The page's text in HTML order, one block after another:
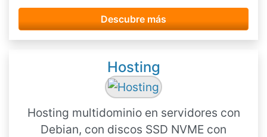
Descubre más
Hosting
Hosting multidominio en servidores con
Debian, con discos SSD NVME con